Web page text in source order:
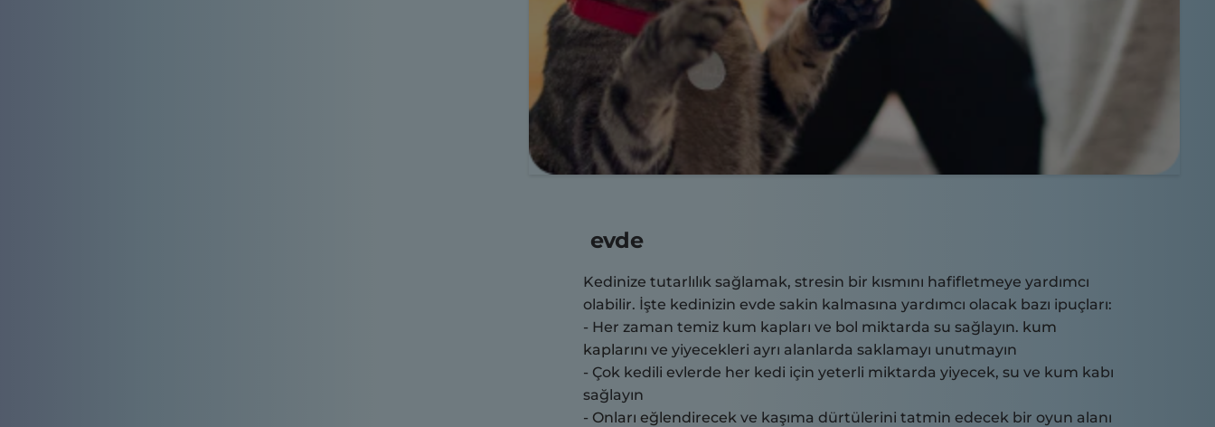
evde
Kedinize tutarlılık sağlamak, stresin bir kısmını hafifletmeye yardımcı
olabilir. İşte kedinizin evde sakin kalmasına yardımcı olacak bazı ipuçları:
- Her zaman temiz kum kapları ve bol miktarda su sağlayın. kum
kaplarını ve yiyecekleri ayrı alanlarda saklamayı unutmayın
- Çok kedili evlerde her kedi için yeterli miktarda yiyecek, su ve kum kabı
sağlayın
- Onları eğlendirecek ve kaşıma dürtülerini tatmin edecek bir oyun alanı